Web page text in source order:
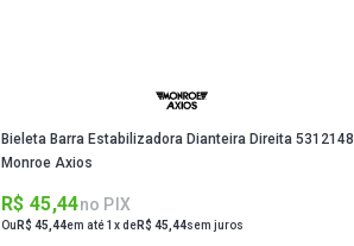
Bieleta Barra Estabilizadora Dianteira Direita 5312148
Monroe Axios
R$ 45,44no PIX
Ou R$ 45,44em até 1x deR$ 45,44sem juros